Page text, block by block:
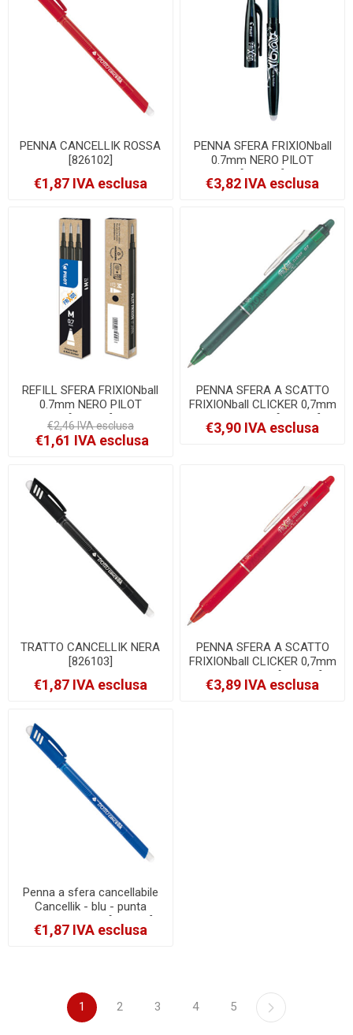
PENNA CANCELLIK ROSSA
[826102]
€1,87 IVA esclusa
PENNA SFERA FRIXIONball
0.7mm NERO PILOT
[006660]
€3,82 IVA esclusa
REFILL SFERA FRIXIONball
0.7mm NERO PILOT
[006656]
€2,46 IVA esclusa
€1,61 IVA esclusa
PENNA SFERA A SCATTO
FRIXIONball CLICKER 0,7mm
VERDE PILOT [006793]
€3,90 IVA esclusa
TRATTO CANCELLIK NERA
[826103]
€1,87 IVA esclusa
PENNA SFERA A SCATTO
FRIXIONball CLICKER 0,7mm
ROSSO PILOT [006792]
€3,89 IVA esclusa
Penna a sfera cancellabile
Cancellik - blu - punta
1,0mm - Tratto [806101]
€1,87 IVA esclusa
1 2 3 4 5